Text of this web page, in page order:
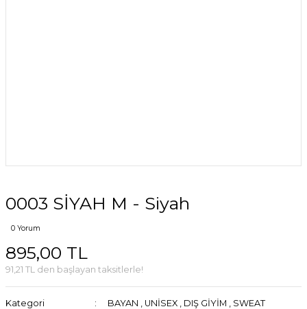
0003 SİYAH M - Siyah
0 Yorum
895,00 TL
91,21 TL den başlayan taksitlerle!
Kategori BAYAN , UNİSEX , DIŞ GİYİM , SWEAT